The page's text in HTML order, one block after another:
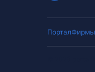
ПорталФирмы